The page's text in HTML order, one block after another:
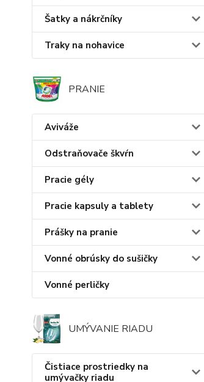
Šatky a nákrčníky
Traky na nohavice
PRANIE
Aviváže
Odstraňovače škvŕn
Pracie gély
Pracie kapsuly a tablety
Prášky na pranie
Vonné obrúsky do sušičky
Vonné perličky
UMÝVANIE RIADU
Čistiace prostriedky na
umývačky riadu